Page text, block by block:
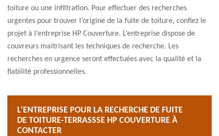
toiture ou une infiltration. Pour effectuer des recherches
urgentes pour trouver l’origine de la fuite de toiture, confiez le
projet à l’entreprise HP Couverture. L’entreprise dispose de
couvreurs maitrisant les techniques de recherche. Les
recherches en urgence seront effectuées avec la qualité et la
fiabilité professionnelles.
L’ENTREPRISE POUR LA RECHERCHE DE FUITE
DE TOITURE-TERRASSSE HP COUVERTURE À
CONTACTER